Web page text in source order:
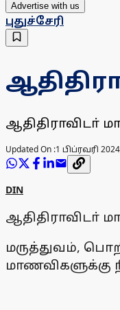
Advertise with us
புதுச்சேரி
ஆதிதிராவிடா்
Updated On :1 பிப்ரவரி
DIN
ஆதிதிராவிடா்
மருத்துவம்,
மாணவிகளுக்கு